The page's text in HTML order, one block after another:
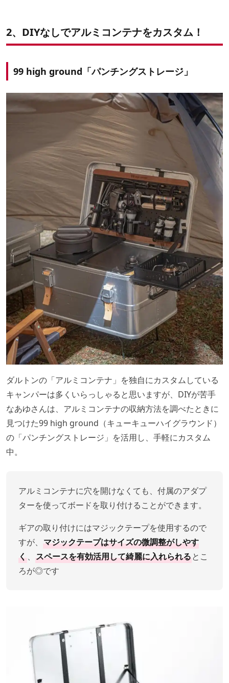
2、DIYなしでアルミコンテナをカスタム！
99 high ground「パンチングストレージ」
ダルトンの「アルミコンテナ」を独自にカスタムしている
キャンパーは多くいらっしゃると思いますが、DIYが苦手
なあゆさんは、アルミコンテナの収納方法を調べたときに
見つけた99 high ground（キューキューハイグラウンド）
の「パンチングストレージ」を活用し、手軽にカスタム
中。
アルミコンテナに穴を開けなくても、付属のアダプ
ターを使ってボードを取り付けることができます。
ギアの取り付けにはマジックテープを使用するので
すが、 マジックテープはサイズの微調整がしやす
く 、 スペースを有効活用して綺麗に入れられるとこ
ろが◎です